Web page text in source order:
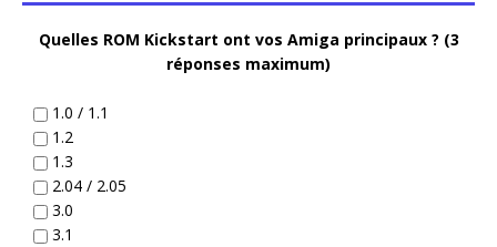
Quelles ROM Kickstart ont vos Amiga principaux ? (3
réponses maximum)
1.0 / 1.1
1.2
1.3
2.04 / 2.05
3.0
3.1